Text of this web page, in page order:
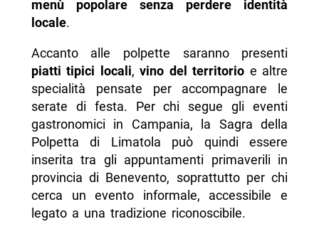
menù popolare senza perdere identità
locale.
Accanto alle polpette saranno presenti
piatti tipici locali,vino del territorio e altre
specialità pensate per accompagnare le
serate di festa. Per chi segue gli eventi
gastronomici in Campania, la Sagra della
Polpetta di Limatola può quindi essere
inserita tra gli appuntamenti primaverili in
provincia di Benevento, soprattutto per chi
cerca un evento informale, accessibile e
legato a una tradizione riconoscibile.